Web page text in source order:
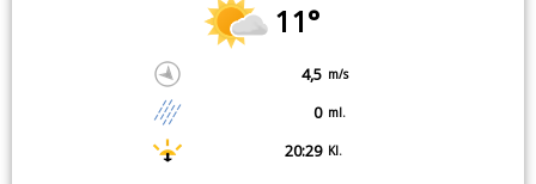
11°
4,5 m/s
0 ml.
20:29 Kl.